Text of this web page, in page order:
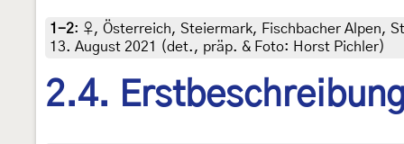
1-2: ♀, Österreich, Steiermark, Fischbacher Alpen,
13. August 2021 (det., präp. & Foto: Horst Pichler)
2.4.